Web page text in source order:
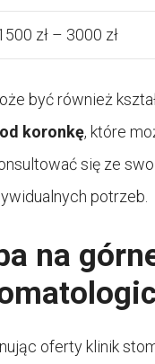
zł – 3000 zł
być również
koronkę, które
się ze
potrzeb.
na
oferty klinik